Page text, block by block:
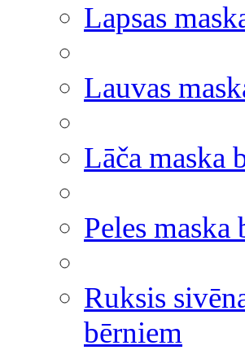
Lapsas
Lauvas
Lāča maska
Peles maska
Ruksis
bērniem